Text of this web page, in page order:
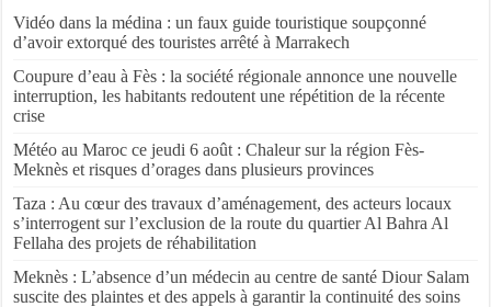
Vidéo dans la médina : un faux guide touristique soupçonné
d’avoir extorqué des touristes arrêté à Marrakech
Coupure d’eau à Fès : la société régionale annonce une nouvelle
interruption, les habitants redoutent une répétition de la récente
crise
Météo au Maroc ce jeudi 6 août : Chaleur sur la région Fès-
Meknès et risques d’orages dans plusieurs provinces
Taza : Au cœur des travaux d’aménagement, des acteurs locaux
s’interrogent sur l’exclusion de la route du quartier Al Bahra Al
Fellaha des projets de réhabilitation
Meknès : L’absence d’un médecin au centre de santé Diour Salam
suscite des plaintes et des appels à garantir la continuité des soins